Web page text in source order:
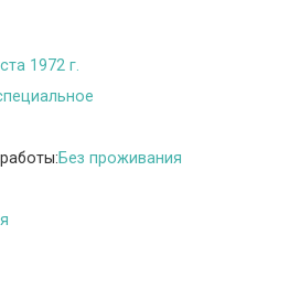
1972 г.
Без проживания